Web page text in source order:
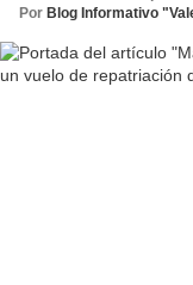
Por Blog Informativo